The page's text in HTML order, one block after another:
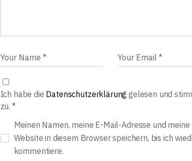
Ich habe die Datenschutzerklärung gelesen und
zu. *
Meinen Namen, meine E-Mail-Adresse und meine
Website in diesem Browser speichern, bis ich
kommentiere.